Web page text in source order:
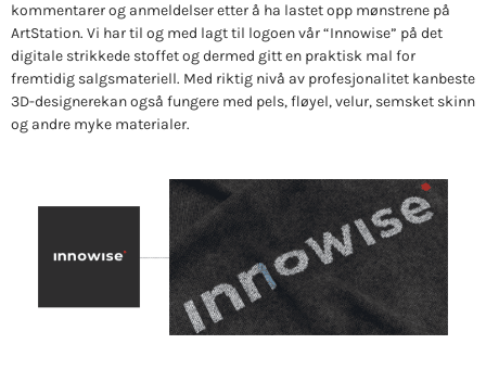
kommentarer og anmeldelser etter å ha lastet opp mønstrene på
ArtStation. Vi har til og med lagt til logoen vår “Innowise” på det
digitale strikkede stoffet og dermed gitt en praktisk mal for
fremtidig salgsmateriell. Med riktig nivå av profesjonalitet kanbeste
3D-designerekan også fungere med pels, fløyel, velur, semsket skinn
og andre myke materialer.